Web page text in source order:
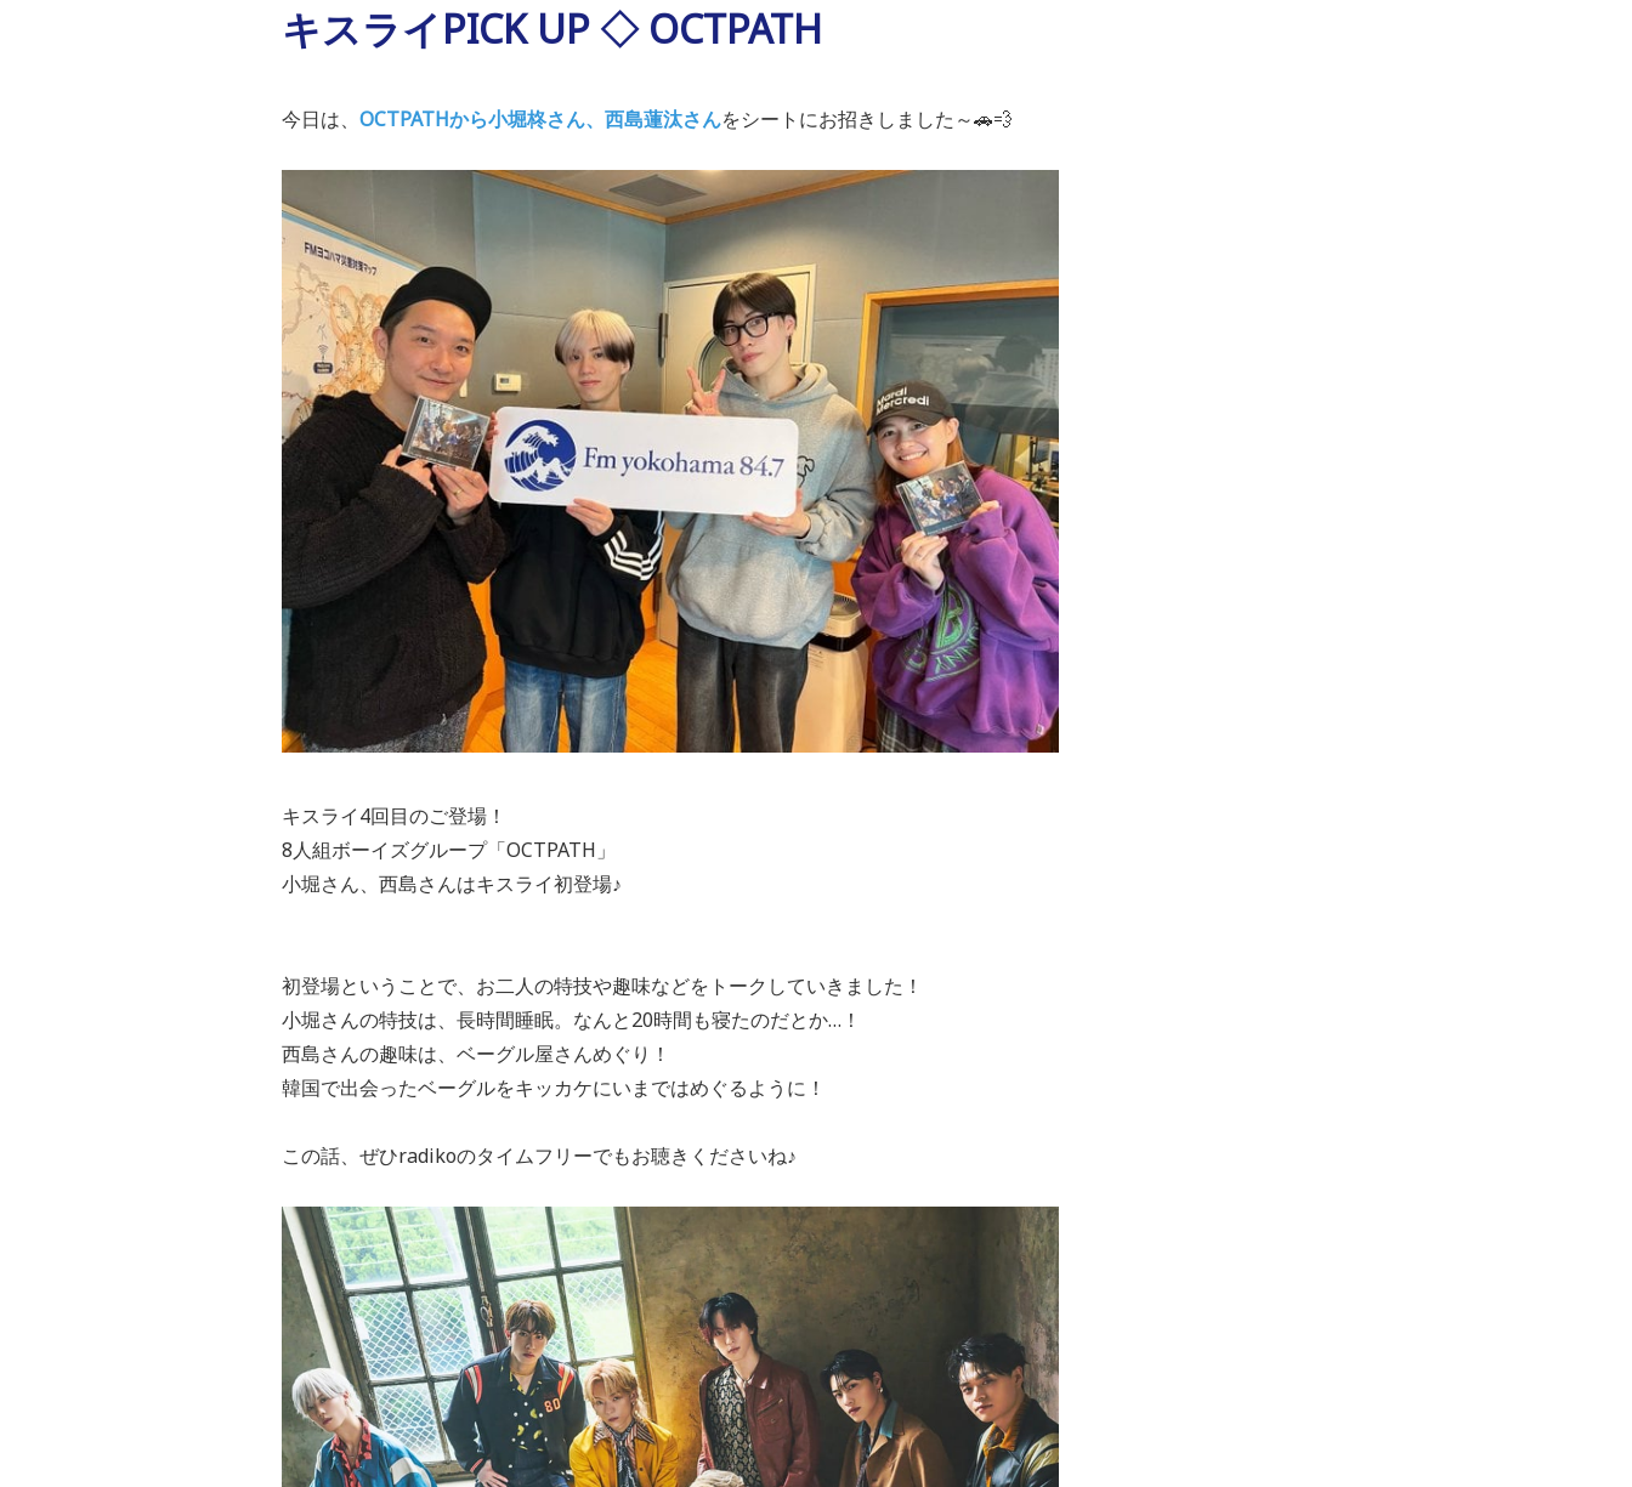
キスライPICK UP ◇ OCTPATH
今日は、 OCTPATHから小堀柊さん、西島蓮汰さんをシートにお招きしました～🚗💨
キスライ4回目のご登場！
8人組ボーイズグループ「OCTPATH」
小堀さん、西島さんはキスライ初登場♪
初登場ということで、お二人の特技や趣味などをトークしていきました！
小堀さんの特技は、長時間睡眠。なんと20時間も寝たのだとか…！
西島さんの趣味は、ベーグル屋さんめぐり！
韓国で出会ったベーグルをキッカケにいまではめぐるように！
この話、ぜひradikoのタイムフリーでもお聴きくださいね♪